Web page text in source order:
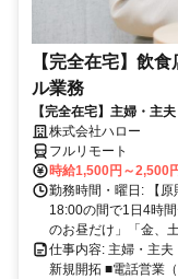
【完全在宅】飲
ル業務
【完全在宅】主婦・主
拓 株式会社ハロー
フルリモート
時給1,500円～2,500
勤務時間・曜日: 【
18:00の間で1日4時
のお昼だけ」「金、
仕事内容: 主婦・主
新規開拓 ■電話営業